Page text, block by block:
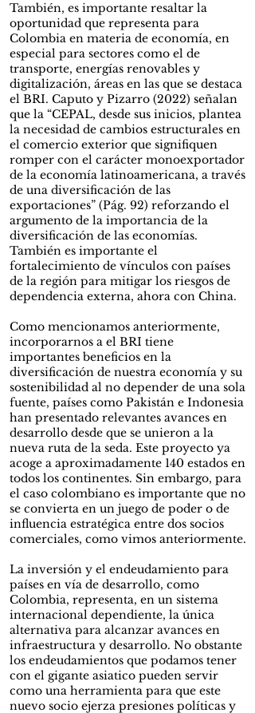
También, es importante resaltar la
oportunidad que representa para
Colombia en materia de economía, en
especial para sectores como el de
transporte, energías renovables y
digitalización, áreas en las que se destaca
el BRI. Caputo y Pizarro (2022) señalan
que la “CEPAL, desde sus inicios, plantea
la necesidad de cambios estructurales en
el comercio exterior que signifiquen
romper con el carácter monoexportador
de la economía latinoamericana, a través
de una diversificación de las
exportaciones” (Pág. 92) reforzando el
argumento de la importancia de la
diversificación de las economías.
También es importante el
fortalecimiento de vínculos con países
de la región para mitigar los riesgos de
dependencia externa, ahora con China.
Como mencionamos anteriormente,
incorporarnos a el BRI tiene
importantes beneficios en la
diversificación de nuestra economía y su
sostenibilidad al no depender de una sola
fuente, países como Pakistán e Indonesia
han presentado relevantes avances en
desarrollo desde que se unieron a la
nueva ruta de la seda. Este proyecto ya
acoge a aproximadamente 140 estados en
todos los continentes. Sin embargo, para
el caso colombiano es importante que no
se convierta en un juego de poder o de
influencia estratégica entre dos socios
comerciales, como vimos anteriormente.
La inversión y el endeudamiento para
países en vía de desarrollo, como
Colombia, representa, en un sistema
internacional dependiente, la única
alternativa para alcanzar avances en
infraestructura y desarrollo. No obstante
los endeudamientos que podamos tener
con el gigante asiatico pueden servir
como una herramienta para que este
nuevo socio ejerza presiones políticas y